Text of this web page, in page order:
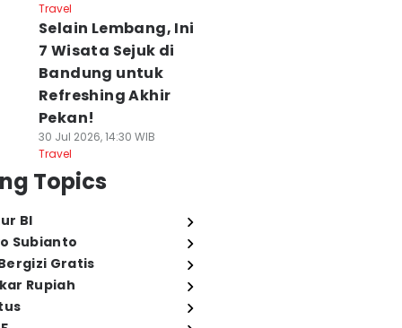
Travel
Selain Lembang, Ini
7 Wisata Sejuk di
Bandung untuk
Refreshing Akhir
Pekan!
30 Jul 2026, 14:30 WIB
Travel
Topics
BI
Subianto
Gratis
Rupiah